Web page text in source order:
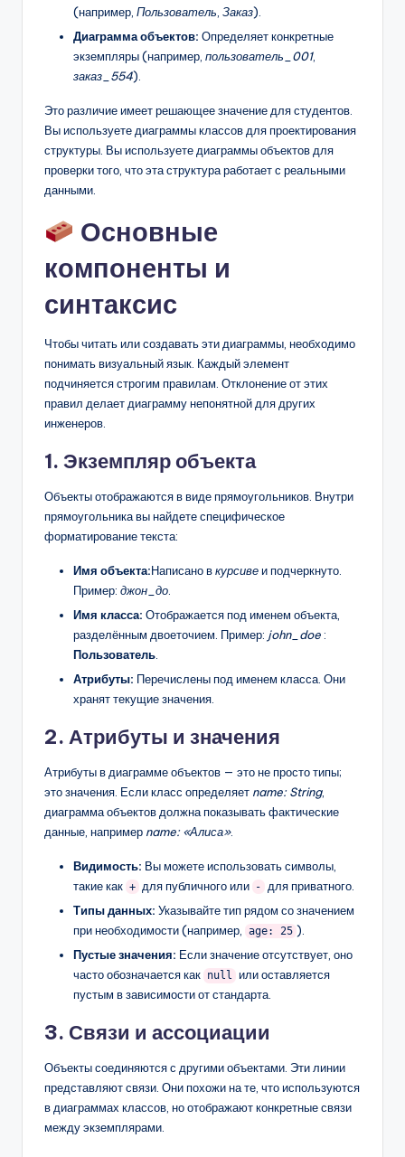
(например, Пользователь Заказ).
Диаграмма объектов: Определяет конкретные
экземпляры (например, пользователь_001,
заказ_554).
Это различие имеет решающее значение для студентов.
Вы используете диаграммы классов для проектирования
структуры. Вы используете диаграммы объектов для
проверки того, что эта структура работает с реальными
данными.
Основные
компоненты и
синтаксис
Чтобы читать или создавать эти диаграммы, необходимо
понимать визуальный язык. Каждый элемент
подчиняется строгим правилам. Отклонение от этих
правил делает диаграмму непонятной для других
инженеров.
1. Экземпляр объекта
Объекты отображаются в виде прямоугольников. Внутри
прямоугольника вы найдете специфическое
форматирование текста:
Имя объекта:Написано вкурсивеи подчеркнуто.
Пример: джон_до
Имя класса: Отображается под именем объекта,
разделённым двоеточием. Пример: john_doe :
Пользователь
Атрибуты: Перечислены под именем класса. Они
хранят текущие значения.
2. Атрибуты и значения
Атрибуты в диаграмме объектов — это не просто типы;
это значения. Если класс определяет name: String,
диаграмма объектов должна показывать фактические
данные, например name: «Алиса».
Видимость: Вы можете использовать символы,
такие как + для публичного или -
для приватного.
Типы данных: Указывайте тип рядом со значением
при необходимости (например, age: 25 ).
Пустые значения: Если значение отсутствует, оно
часто обозначается как null или оставляется
пустым в зависимости от стандарта.
3. Связи и ассоциации
Объекты соединяются с другими объектами. Эти линии
представляют связи. Они похожи на те, что используются
в диаграммах классов, но отображают конкретные связи
между экземплярами.